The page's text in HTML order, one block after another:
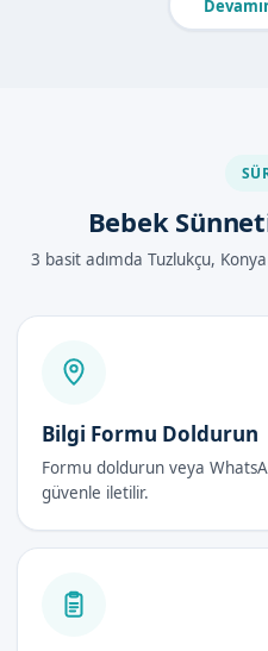
Bebek sünneti, diğer sünnet
Konya Tuzlukçu'de
Bebek sünneti, aşağıdaki
İşlem后的 bakım ve takip
tüm önlemleri almaktadır.
Bebek Sünneti
Bebek sünneti, aşağıdaki
Erkek bebeklerin sağlığı
Güvenli ve steril bir
Bebek
3 basit adımda Tuzlukçu,
Bilgi Formu Doldurun
Formu doldurun veya
güvenle iletilir.